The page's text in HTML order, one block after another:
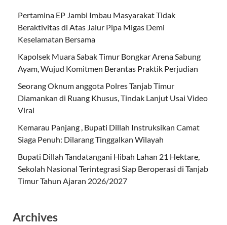
Pertamina EP Jambi Imbau Masyarakat Tidak
Beraktivitas di Atas Jalur Pipa Migas Demi
Keselamatan Bersama
Kapolsek Muara Sabak Timur Bongkar Arena Sabung
Ayam, Wujud Komitmen Berantas Praktik Perjudian
Seorang Oknum anggota Polres Tanjab Timur
Diamankan di Ruang Khusus, Tindak Lanjut Usai Video
Viral
Kemarau Panjang , Bupati Dillah Instruksikan Camat
Siaga Penuh: Dilarang Tinggalkan Wilayah
Bupati Dillah Tandatangani Hibah Lahan 21 Hektare,
Sekolah Nasional Terintegrasi Siap Beroperasi di Tanjab
Timur Tahun Ajaran 2026/2027
Archives